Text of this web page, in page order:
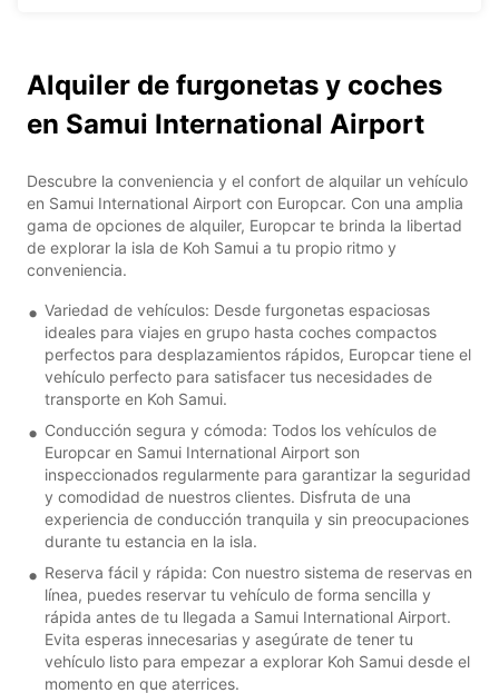
Alquiler de furgonetas y coches
en Samui International Airport
Descubre la conveniencia y el confort de alquilar un vehículo
en Samui International Airport con Europcar. Con una amplia
gama de opciones de alquiler, Europcar te brinda la libertad
de explorar la isla de Koh Samui a tu propio ritmo y
conveniencia.
Variedad de vehículos: Desde furgonetas espaciosas
ideales para viajes en grupo hasta coches compactos
perfectos para desplazamientos rápidos, Europcar tiene el
vehículo perfecto para satisfacer tus necesidades de
transporte en Koh Samui.
Conducción segura y cómoda: Todos los vehículos de
Europcar en Samui International Airport son
inspeccionados regularmente para garantizar la seguridad
y comodidad de nuestros clientes. Disfruta de una
experiencia de conducción tranquila y sin preocupaciones
durante tu estancia en la isla.
Reserva fácil y rápida: Con nuestro sistema de reservas en
línea, puedes reservar tu vehículo de forma sencilla y
rápida antes de tu llegada a Samui International Airport.
Evita esperas innecesarias y asegúrate de tener tu
vehículo listo para empezar a explorar Koh Samui desde el
momento en que aterrices.